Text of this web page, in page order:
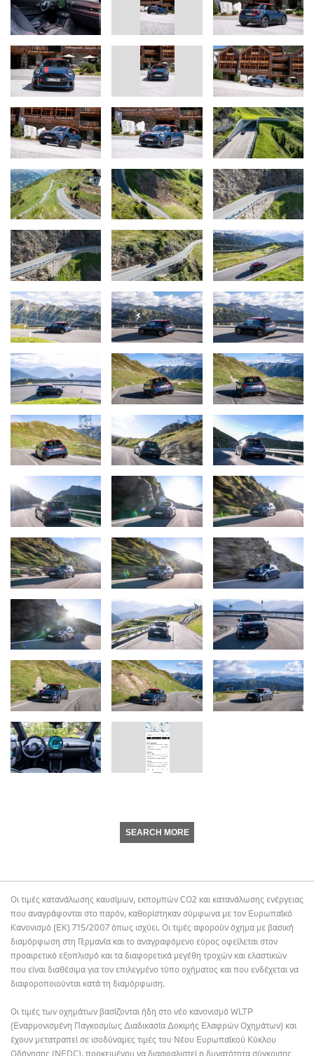
SEARCH MORE
Οι τιμές κατανάλωσης καυσίμων, εκπομπών CO2 και κατανάλωσης ενέργειας
που αναγράφονται στο παρόν, καθορίστηκαν σύμφωνα με τον Ευρωπαϊκό
Κανονισμό (ΕΚ) 715/2007 όπως ισχύει. Οι τιμές αφορούν όχημα με βασική
διαμόρφωση στη Γερμανία και το αναγραφόμενο εύρος οφείλεται στον
προαιρετικό εξοπλισμό και τα διαφορετικά μεγέθη τροχών και ελαστικών
που είναι διαθέσιμα για τον επιλεγμένο τύπο οχήματος και που ενδέχεται να
διαφοροποιούνται κατά τη διαμόρφωση.
Οι τιμές των οχημάτων βασίζονται ήδη στο νέο κανονισμό WLTP
(Εναρμονισμένη Παγκοσμίως Διαδικασία Δοκιμής Ελαφρών Οχημάτων) και
έχουν μετατραπεί σε ισοδύναμες τιμές του Νέου Ευρωπαϊκού Κύκλου
Οδήγησης (NEDC), προκειμένου να διασφαλιστεί η δυνατότητα σύγκρισης